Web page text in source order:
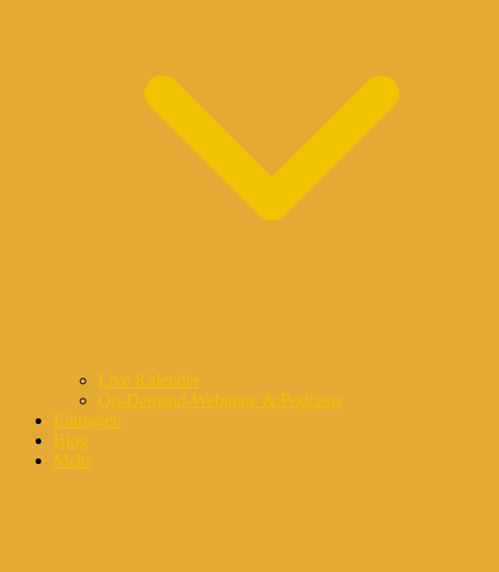
Live Kalender
On-Demand-Webinare & Podcasts
Eintragen
Blog
Mehr